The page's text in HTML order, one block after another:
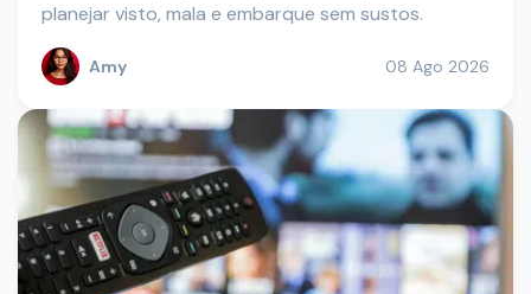
planejar visto, mala e embarque sem sustos.
Amy 08 Ago 2026